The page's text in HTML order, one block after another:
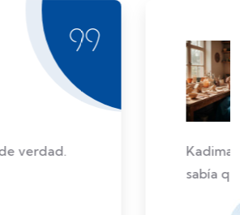
descubrí talentos que no